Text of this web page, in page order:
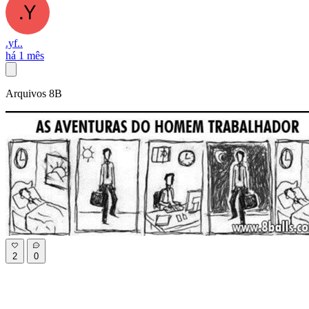
.yf..
há 1 mês
Arquivos 8B
2 0